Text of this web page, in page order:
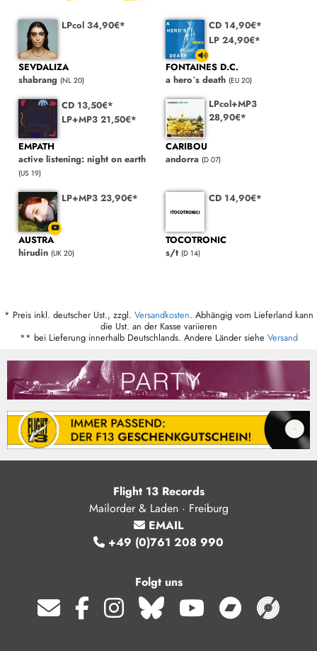
LPcol 34,90€*
SEVDALIZA
shabrang (NL 20)
CD 14,90€*
LP 24,90€*
FONTAINES D.C.
a hero´s death (EU 20)
CD 13,50€*
LP+MP3 21,50€*
EMPATH
active listening: night on earth
(US 19)
LPcol+MP3
28,90€*
CARIBOU
andorra (D 07)
LP+MP3 23,90€*
AUSTRA
hirudin (UK 20)
CD 14,90€*
TOCOTRONIC
s/t (D 14)
* Preis inkl. deutscher Ust., zzgl. Versandkosten. Abhängig vom Lieferland kann
die Ust. an der Kasse variieren
** bei Lieferung innerhalb Deutschlands. Andere Länder siehe Versand
Flight 13 Records
Mailorder & Laden · Freiburg
EMAIL
+49 (0)761 208 990
Folgt uns